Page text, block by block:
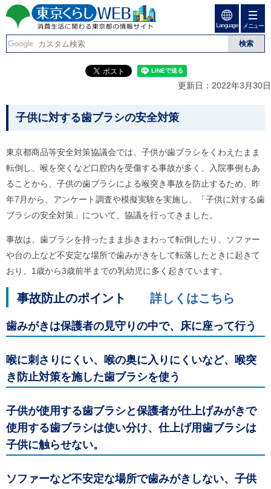
ー
の
ー
内
た
ン
ク
本
文
へ
ロ
ー
ル
ナ
ゲ
シ
ョ
へ
ー
カ
ル
ナ
ビ
東京くらしweb
消費生活に関わる東京
都の情報サイト
Language メニュー
グ
ル
ナ
ビ
で
。
ル
ー
こ
こ
ま
で
す
更新日：2022年3月30日
子供に対する歯ブラシの安全対策
東京都商品等安全対策協議会では、子供が歯ブラシをくわえたまま
転倒し、喉を突くなど口腔内を受傷する事故が多く、入院事例もあ
ることから、子供の歯ブラシによる喉突き事故を防止するため、昨
年7月から、アンケート調査や模擬実験を実施し、「子供に対する歯
ブラシの安全対策」について、協議を行ってきました。
事故は、歯ブラシを持ったまま歩きまわって転倒したり、ソファー
や台の上など不安定な場所で歯みがきをして転落したときに起きて
おり、1歳から3歳前半までの乳幼児に多く起きています。
事故防止のポイント 詳しくはこちら
歯みがきは保護者の見守りの中で、床に座って行う
喉に刺さりにくい、喉の奥に入りにくいなど、喉突
き防止対策を施した歯ブラシを使う
子供が使用する歯ブラシと保護者が仕上げみがきで
使用する歯ブラシは使い分け、仕上げ用歯ブラシは
子供に触らせない。
ソファーなど不安定な場所で歯みがきしない、子供